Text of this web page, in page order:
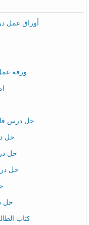
أوراق عمل
ورقة
حل درس
حل
حل
حل درس سورة
حل
كتاب